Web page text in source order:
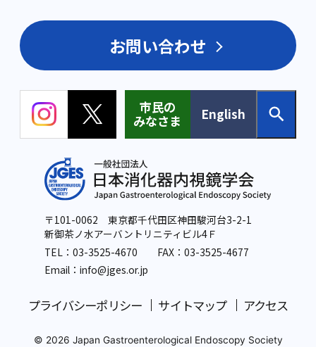
お問い合わせ
市民の
みなさま
English
〒101-0062 東京都千代田区神田駿河台3-2-1
新御茶ノ水アーバントリニティビル4Ｆ
TEL：03-3525-4670 FAX：03-3525-4677
Email：info@jges.or.jp
プライバシーポリシー サイトマップ アクセス
© 2026 Japan Gastroenterological Endoscopy Society